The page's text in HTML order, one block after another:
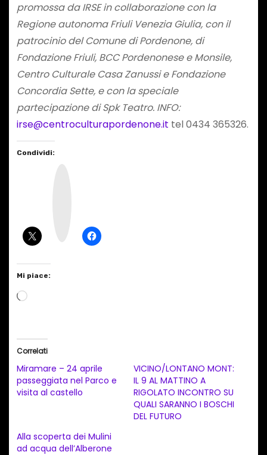
promossa da IRSE in collaborazione con la
Regione autonoma Friuli Venezia Giulia, con il
patrocinio del Comune di Pordenone, di
Fondazione Friuli, BCC Pordenonese e Monsile,
Centro Culturale Casa Zanussi e Fondazione
Concordia Sette, e con la speciale
partecipazione di Spk Teatro. INFO:
irse@centroculturapordenone.it tel 0434 365326.
Condividi:
Mi piace:
C
a
m
t
Correlati
Miramare – 24 aprile
passeggiata nel Parco e
visita al castello
VICINO/LONTANO MONT:
IL 9 AL MATTINO A
RIGOLATO INCONTRO SU
QUALI SARANNO I BOSCHI
DEL FUTURO
Alla scoperta dei Mulini
ad acqua dell’Alberone